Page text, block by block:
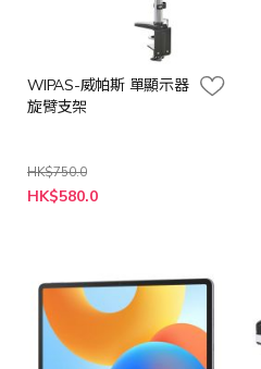
WIPAS-威帕斯 單顯示器
旋臂支架
HK$750.0
特
殊
HK$580.0